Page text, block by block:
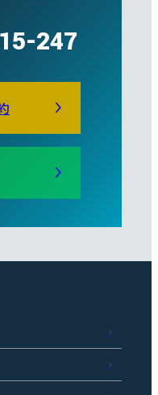
247